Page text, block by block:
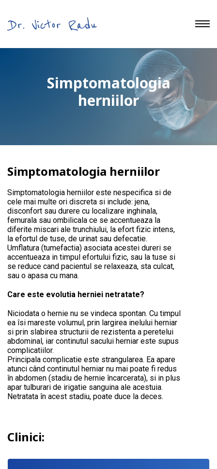
Simptomatologia
herniilor
Simptomatologia herniilor
Simptomatologia herniilor este nespecifica si de
cele mai multe ori discreta si include: jena,
disconfort sau durere cu localizare inghinala,
femurala sau ombilicala ce se accentueaza la
diferite miscari ale trunchiului, la efort fizic intens,
la efortul de tuse, de urinat sau defecatie.
Umflatura (tumefactia) asociata acestei dureri se
accentueaza in timpul efortului fizic, sau la tuse si
se reduce cand pacientul se relaxeaza, sta culcat,
sau o apasa cu mana.
Care este evolutia herniei netratate?
Niciodata o hernie nu se vindeca spontan. Cu timpul
ea îsi mareste volumul, prin largirea inelului herniar
si prin slabirea structurii de rezistenta a peretelui
abdominal, iar continutul sacului herniar este supus
complicatiilor.
Principala complicatie este strangularea. Ea apare
atunci când continutul herniar nu mai poate fi redus
în abdomen (stadiu de hernie încarcerata), si in plus
apar tulburari de irigatie sanguina ale acestuia.
Netratata în acest stadiu, poate duce la deces.
Clinici: